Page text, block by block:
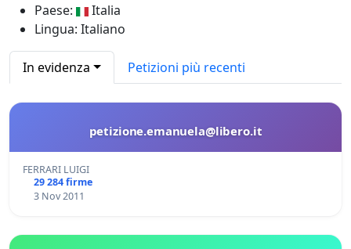
Paese:
Italia
Lingua: Italiano
In evidenza Petizioni più recenti
petizione.emanuela@libero.it
FERRARI LUIGI
29 284 firme
3 Nov 2011